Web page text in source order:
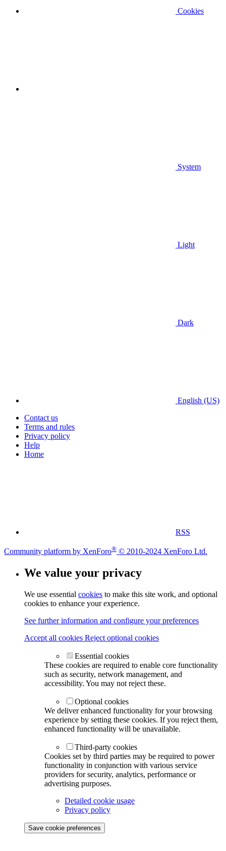
Cookies
System
Light
Dark
English (US)
Contact us
Terms and rules
Privacy policy
Help
Home
RSS
Community platform by XenForo® © 2010-2024 XenForo Ltd.
We value your privacy
We use essential cookies to make this site work, and optional
cookies to enhance your experience.
See further information and configure your preferences
Accept all cookies Reject optional cookies
Essential cookies
These cookies are required to enable core functionality
such as security, network management, and
accessibility. You may not reject these.
Optional cookies
We deliver enhanced functionality for your browsing
experience by setting these cookies. If you reject them,
enhanced functionality will be unavailable.
Third-party cookies
Cookies set by third parties may be required to power
functionality in conjunction with various service
providers for security, analytics, performance or
advertising purposes.
Detailed cookie usage
Privacy policy
Save cookie preferences